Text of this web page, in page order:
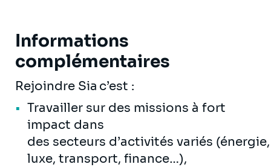
Informations
complémentaires
Rejoindre Sia c’est :
Travailler sur des missions à fort
impact dans
des secteurs d’activités variés (énergie,
luxe, transport, finance…),